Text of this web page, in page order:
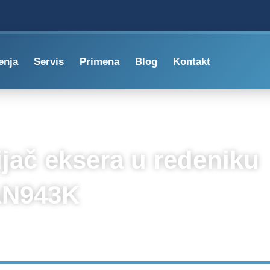
Servis Primena Blog Kontakt
eksera u redeniku